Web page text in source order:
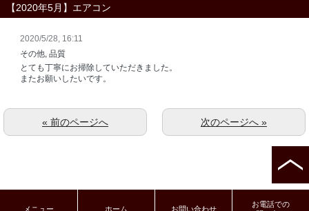
【2020年5月】エアコン
2020/5/28, 16:11
その他, 品質
とても丁寧にお掃除していただきました。
またお願いしたいです。
次のページへ »
« 前のページへ
メニュー ホーム お問い合わせ
お電話での